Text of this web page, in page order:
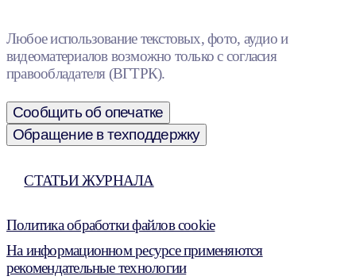
Любое использование текстовых, фото, аудио и
видеоматериалов возможно только с согласия
правообладателя (ВГТРК).
Сообщить об опечатке
Обращение в техподдержку
СТАТЬИ ЖУРНАЛА
Политика обработки файлов cookie
На информационном ресурсе применяются
рекомендательные технологии